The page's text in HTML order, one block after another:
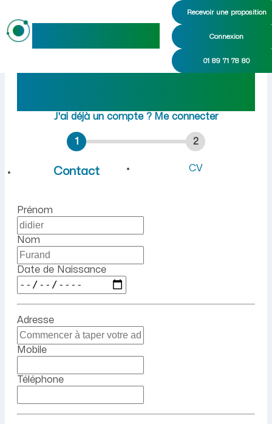
Recevoir une proposition
Connexion
01 89 71 78 80
Emploi à Saulchery (Aisne)
Rejoindre maideoà
J'ai déjà un compte ? Me connecter
1
Contact
2
CV
Prénom
Nom
Date de Naissance
Adresse
Mobile
Téléphone